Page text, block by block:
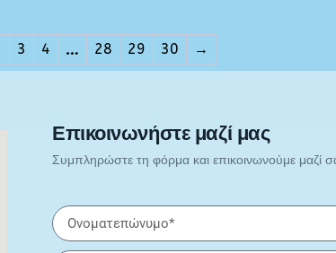
3 4 … 28 29 30 →
Επικοινωνήστε μαζί μας
Συμπληρώστε τη φόρμα και επικοινωνούμε μαζί